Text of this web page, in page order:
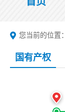
您当前的位置：
国有产权